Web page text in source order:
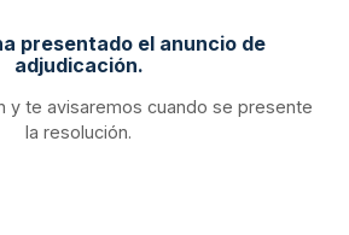
presentado el anuncio de
adjudicación.
y te avisaremos cuando se presente
la resolución.